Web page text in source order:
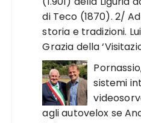
di Teco (1870). 2/
storia e tradizioni.
Grazia della
sistemi
agli autovelox se